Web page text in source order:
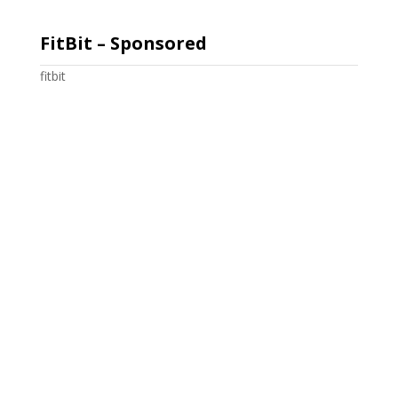
FitBit – Sponsored
fitbit